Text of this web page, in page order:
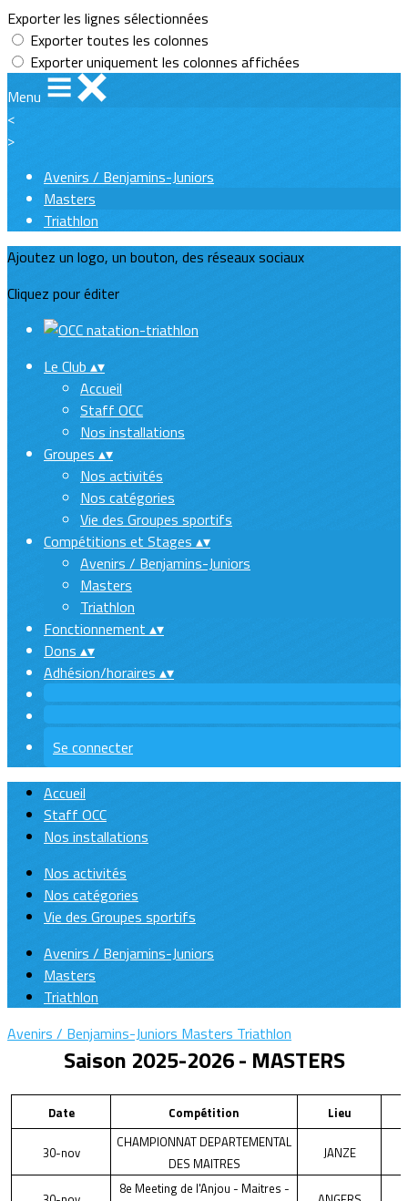
Exporter les lignes sélectionnées
Exporter toutes les colonnes
Exporter uniquement les colonnes affichées
Menu
<
>
Avenirs / Benjamins-Juniors
Masters
Triathlon
Ajoutez un logo, un bouton, des réseaux sociaux
Cliquez pour éditer
Le Club ▴▾
Accueil
Staff OCC
Nos installations
Groupes ▴▾
Nos activités
Nos catégories
Vie des Groupes sportifs
Compétitions et Stages ▴▾
Avenirs / Benjamins-Juniors
Masters
Triathlon
Fonctionnement ▴▾
Dons ▴▾
Adhésion/horaires ▴▾
Se connecter
Accueil
Staff OCC
Nos installations
Nos activités
Nos catégories
Vie des Groupes sportifs
Avenirs / Benjamins-Juniors
Masters
Triathlon
Avenirs / Benjamins-Juniors Masters Triathlon
Saison 2025-2026 - MASTERS
Date Compétition Lieu
30-nov
CHAMPIONNAT DEPARTEMENTAL
DES MAITRES
JANZE
8e Meeting de l'Anjou - Maitres -